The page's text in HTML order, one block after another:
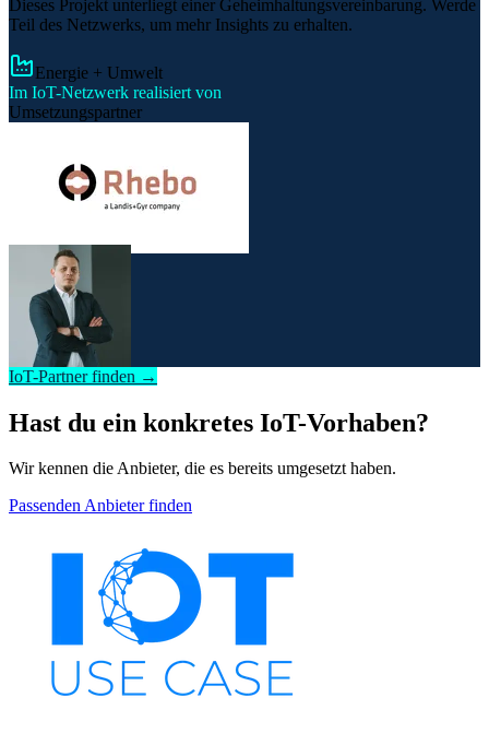
Dieses Projekt unterliegt einer Geheimhaltungsvereinbarung. Werde
Teil des Netzwerks, um mehr Insights zu erhalten.
Energie + Umwelt
Im IoT-Netzwerk realisiert von
Umsetzungspartner
IoT-Partner finden →
Hast du ein konkretes IoT-Vorhaben?
Wir kennen die Anbieter, die es bereits umgesetzt haben.
Passenden Anbieter finden